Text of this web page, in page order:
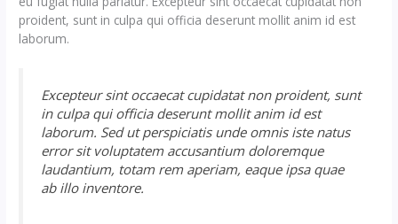
proident, sunt in culpa qui officia deserunt mollit anim id est
laborum.
Excepteur sint occaecat cupidatat non proident, sunt
in culpa qui officia deserunt mollit anim id est
laborum. Sed ut perspiciatis unde omnis iste natus
error sit voluptatem accusantium doloremque
laudantium, totam rem aperiam, eaque ipsa quae
ab illo inventore.